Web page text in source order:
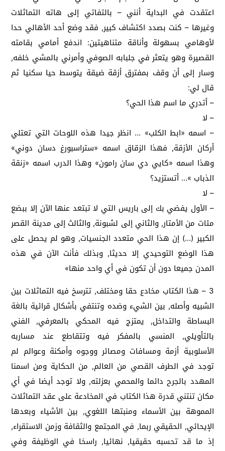
اعتقدت في البداية أنني – بالتفاتي إلى هاته التماثلات
وغيرها – كنت بصدد اكتشاف كبير, فقد وضع أحد الأهالي حدا
لأوهامي بسهولة وأناقة متناهيتين: اندفع أمامي بقامته
القصيرة وهو يتعثر في جلبابه الصوفي وأمرني بالمشي خلفه,
وسار إلى أن وقف بمفترق أزقة ضيقة يتوسط حيا سكنيا ثم
قال لي:
– أتدري ما اسم هذا الحي؟
– لا
– اسمه «ابط الكلب» … انظر جيدا هذه اللوحات التي تعتلي
أركان الأزقة, فهذا الزقاق اسمه «ستراسبورغ دسان دوني»
وهذا اسمه «كايي دي سان رامون» وهذا الدرب اسمه «زنقة
الذباب »… أتستزيد؟
– لا
– الأول يفضي بك إلى باريس التي لا تبتعد عنها الآن إلا ببضع
مئات من الأمتار, والثاني إلى لشبونة, والثالث إلى مدينة القصر
الكبير (…) إن هذا الحي متعدد الجنسيات, وهو لم يحصل على
هذا الوضع التوحيدي إلا حديثا, وبذلك فأنت الآن في هذه
المدن جميعا دون أن تكون في أي واحد منها»
3 – هذا الكتاب مخادع حقا ومختلف, تترسخ فيه التماثلات بين
الشبيه وأصله, بين الشيء وضده وتنتفي بأشكال قرائية بالغة
البساطة والتداخل, يمتزج فيه المحكي بالمعرفي, الفني
بالتأويلي, المنسي بالمفكر فيه وتتقاطع عند مساربه
الأسلوبية أزمة ومسافات ومصائر ووجوه وأمكنة وعوالم لم
توجد في الطرف القصي من العالم, من الحكاية ومن اسمنا
المهدد بالجرح دائما والمحمي بعزلته, ولا توجد أيضا في أي
مكان تنتني قدرة هذا الكتاب في المخادعة على عقد التماثلات
المموهة بين الأسماء ومنبتها اللغوي, بين الأشياء وبعدها
الإيحائي, الحقيقي ربما, في المجتمع والثقافة وزمن الاستقراء,
إذ ما قد تحسبه حقيقيا, نهائيا, راسخا في الوظيفة وفي